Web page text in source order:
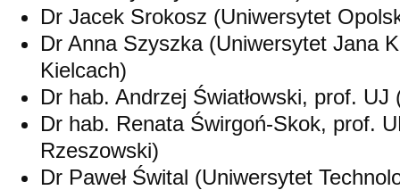
Dr Jacek Srokosz (Uniwersytet
Dr Anna Szyszka (Uniwersytet Jana
Kielcach)
Dr hab. Andrzej Światłowski, prof.
Dr hab. Renata Świrgoń-Skok, prof.
Rzeszowski)
Dr Paweł Śwital (Uniwersytet